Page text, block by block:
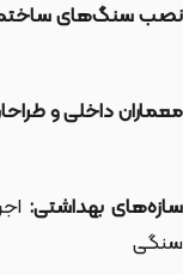
نصب سنگ‌های
معماران داخلی و
سازه‌های بهداشتی:
سنگی